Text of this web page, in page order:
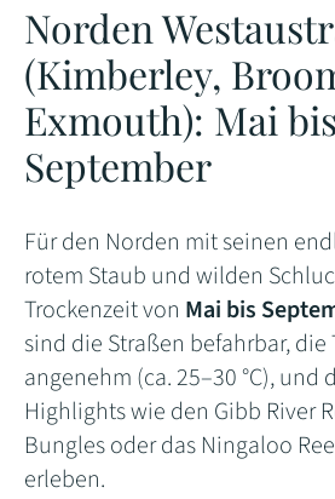
Norden
(Kimberley,
Exmouth): Mai bis
September
Für den Norden mit seinen
rotem Staub und wilden
Trockenzeit von Mai bis
sind die Straßen befahrbar, die
angenehm (ca. 25–30 °C), und
Highlights wie den Gibb River
Bungles oder das Ningaloo
erleben.